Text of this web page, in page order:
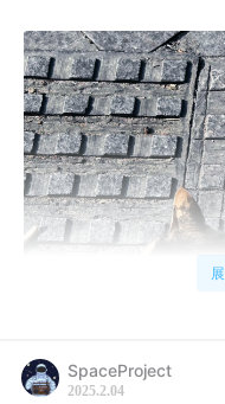
SpaceProject
2025.2.04